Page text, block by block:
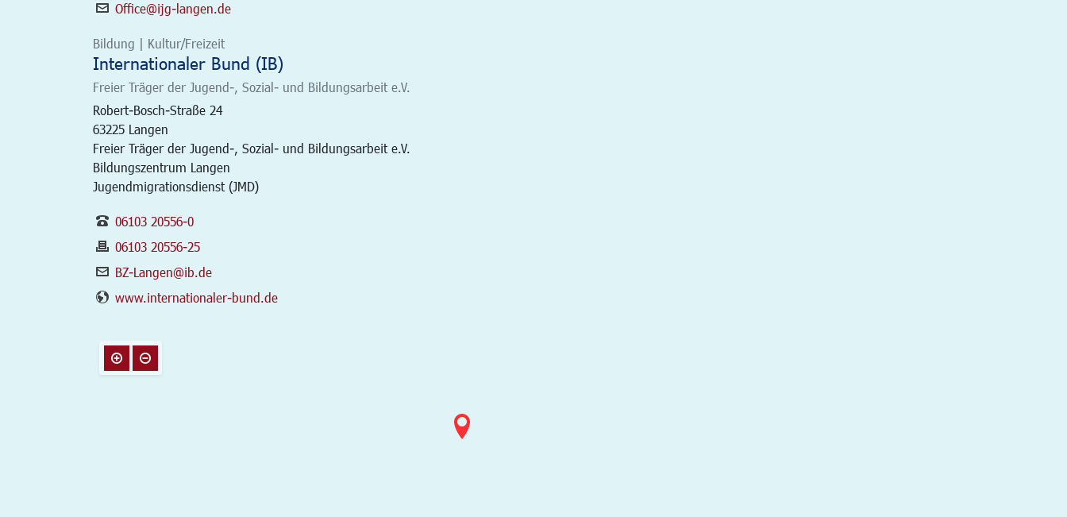
Office@ijg-langen.de
Bildung | Kultur/Freizeit
Internationaler Bund (IB)
Freier Träger der Jugend-, Sozial- und Bildungsarbeit e.V.
Robert-Bosch-Straße 24
63225 Langen
Freier Träger der Jugend-, Sozial- und Bildungsarbeit e.V.
Bildungszentrum Langen
Jugendmigrationsdienst (JMD)
06103 20556-0
06103 20556-25
BZ-Langen@ib.de
www.internationaler-bund.de